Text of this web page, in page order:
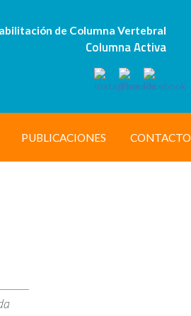
de Columna Vertebral
Columna Activa
PUBLICACIONES CONTACTO